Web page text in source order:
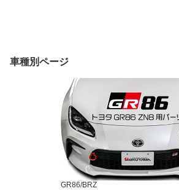
車種別ページ
GR86/BRZ